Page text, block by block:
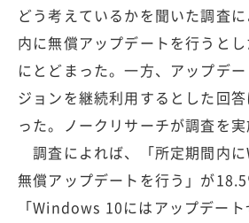
どう考えているかを聞いた調査
内に無償アップデートを行うと
にとどまった。一方、アップデ
ジョンを継続利用するとした回
った。ノークリサーチが調査を実
調査によれば、「所定期間内
無償アップデートを行う」が18.5
「Windows 10にはアップデー